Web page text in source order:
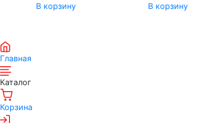
В корзину
В корзину
Главная
Каталог
Корзина